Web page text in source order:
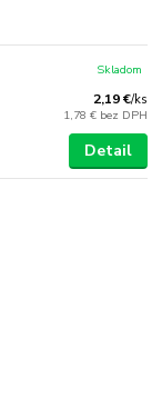
2,19 €/ks
1,78 € bez DPH
Skladom
Detail